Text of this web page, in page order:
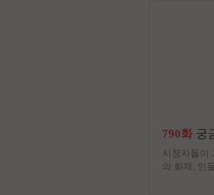
790화 궁
시청자들이
의 화제, 인